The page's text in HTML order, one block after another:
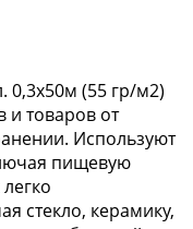
0,3х50м (55 гр/м2)
и товаров от
Используют
пищевую
стекло, керамику,